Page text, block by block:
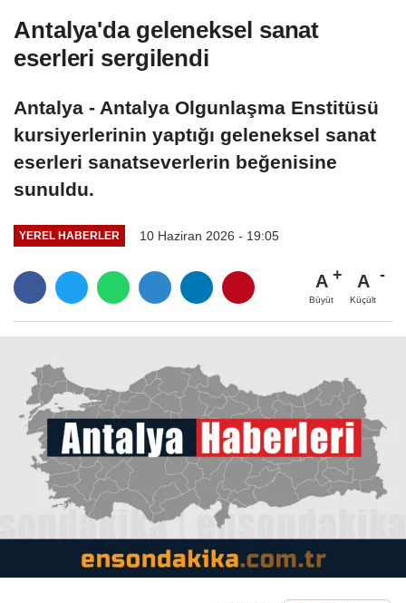
Antalya'da geleneksel sanat
eserleri sergilendi
Antalya - Antalya Olgunlaşma Enstitüsü
kursiyerlerinin yaptığı geleneksel sanat
eserleri sanatseverlerin beğenisine
sunuldu.
YEREL HABERLER 10 Haziran 2026 - 19:05
A
Büyüt
A
Küçült